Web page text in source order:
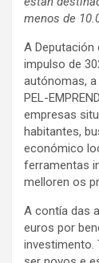
menos de
A Deputación
impulso de
autónomas,
PEL-
empresas
habitantes,
económico
ferramentas
melloren os
A contía das
euros por
investimento.